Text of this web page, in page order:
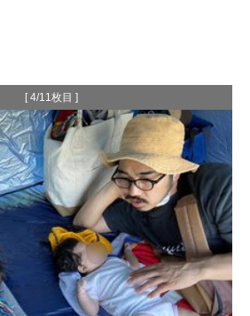
[ 4/11枚目 ]